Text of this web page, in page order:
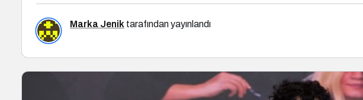
Marka Jenik tarafından yayınlandı